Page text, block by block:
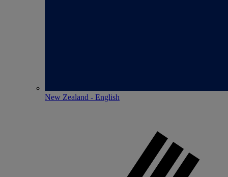
New Zealand - English